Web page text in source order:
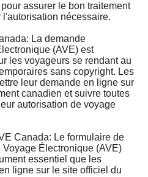
assurer le bon traitement
nécessaire.
La demande
(AVE) est
les voyageurs se rendant au
sans copyright. Les
leur demande en ligne sur
canadien et suivre toutes
autorisation de voyage
Canada: Le formulaire de
Électronique (AVE)
essentiel que les
ligne sur le site officiel du